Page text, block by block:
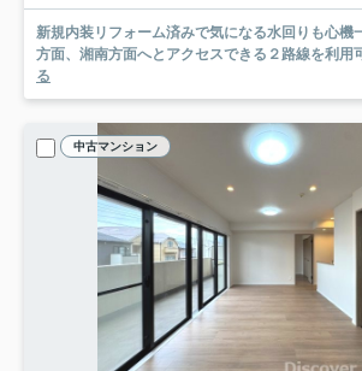
新規内装リフォーム済みで気になる水回りも心機
方面、湘南方面へとアクセスできる２路線を利用
る
中古マンション